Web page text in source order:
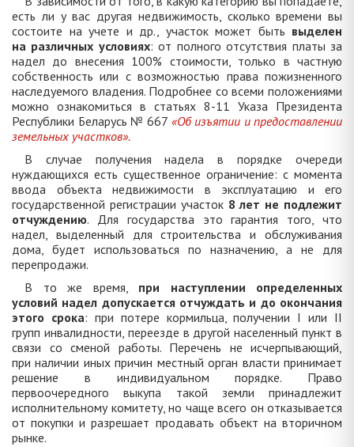
есть ли у вас другая недвижимость, сколько времени вы
состоите на учете и др., участок может быть выделен
на различных условиях: от полного отсутствия платы за
надел до внесения 100% стоимости, только в частную
собственность или с возможностью права пожизненного
наследуемого владения. Подробнее со всеми положениями
можно ознакомиться в статьях 8-11 Указа Президента
Республики Беларусь № 667 «Об изъятии и предоставлении
земельных участков».
В случае получения надела в порядке очереди
нуждающихся есть существенное ограничение: с момента
ввода объекта недвижимости в эксплуатацию и его
государственной регистрации участок 8 лет не подлежит
отчуждению. Для государства это гарантия того, что
надел, выделенный для строительства и обслуживания
дома, будет использоваться по назначению, а не для
перепродажи.
В то же время, при наступлении определенных
условий надел допускается отчуждать и до окончания
этого срока: при потере кормильца, получении I или II
групп инвалидности, переезде в другой населенный пункт в
связи со сменой работы. Перечень не исчерпывающий,
при наличии иных причин местный орган власти принимает
решение в индивидуальном порядке. Право
первоочередного выкупа такой земли принадлежит
исполнительному комитету, но чаще всего он отказывается
от покупки и разрешает продавать объект на вторичном
рынке.